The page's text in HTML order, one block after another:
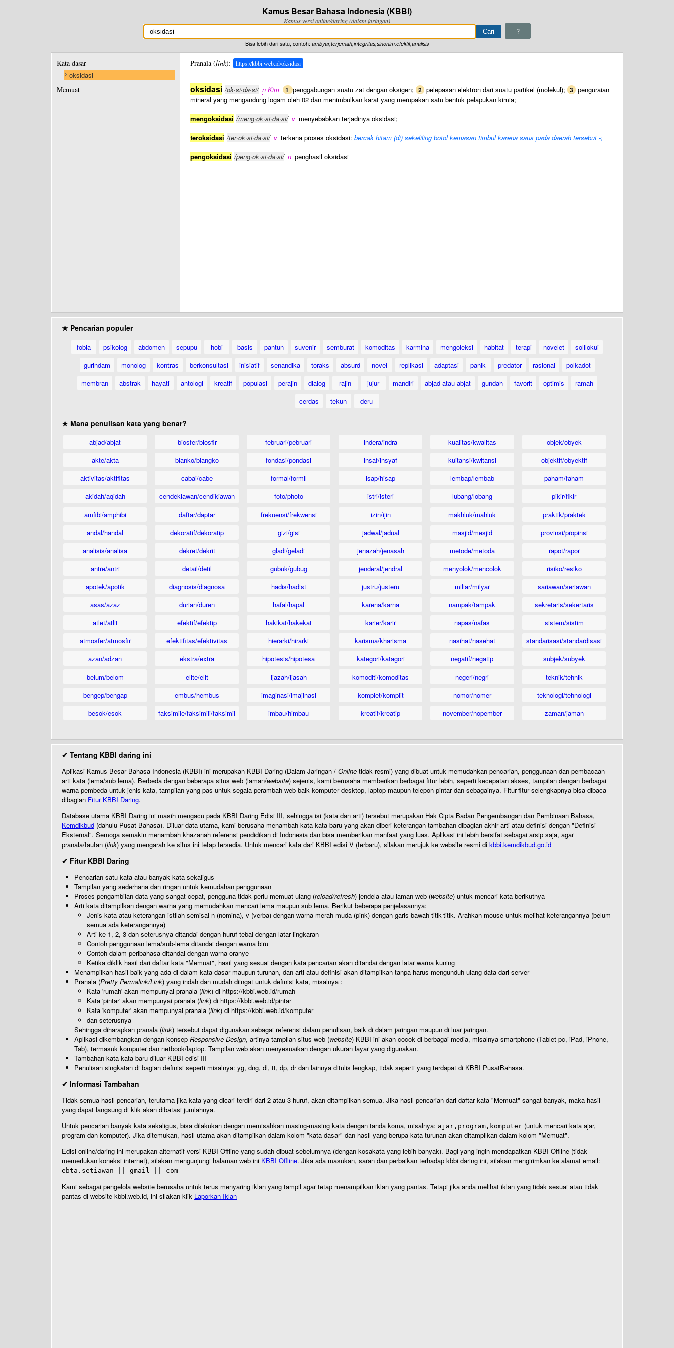
Kamus Besar Bahasa Indonesia (KBBI)
Kamus versi online/daring (dalam jaringan)
?
Bisa lebih dari satu, contoh: ambyar,terjemah,integritas,sinonim,efektif,analisis
Kata dasar
oksidasi
Memuat
Pranala (link): https://kbbi.web.id/oksidasi
oksidasi /ok·si·da·si/ n Kim 1 penggabungan suatu zat dengan oksigen; 2 pelepasan elektron dari suatu partikel (molekul); 3 penguraian
mineral yang mengandung logam oleh 02 dan menimbulkan karat yang merupakan satu bentuk pelapukan kimia;
mengoksidasi /meng·ok·si·da·si/ v menyebabkan terjadinya oksidasi;
teroksidasi /ter·ok·si·da·si/ v terkena proses oksidasi: bercak hitam (di) sekeliling botol kemasan timbul karena saus pada daerah tersebut -;
pengoksidasi /peng·ok·si·da·si/ n penghasil oksidasi
★ Pencarian populer
fobia psikolog abdomen sepupu hobi basis pantun suvenir semburat komoditas karmina mengoleksi habitat terapi novelet
solilokui
gurindam
monolog kontras berkonsultasi inisiatif senandika toraks absurd novel replikasi adaptasi panik predator rasional
polkadot
membran
abstrak hayati antologi kreatif populasi perajin dialog rajin jujur mandiri abjad-atau-abjat gundah favorit optimis
ramah
cerdas
tekun deru
★ Mana penulisan kata yang benar?
abjad/abjat
akte/akta
aktivitas/aktifitas
akidah/aqidah
amfibi/amphibi
andal/handal
analisis/analisa
antre/antri
apotek/apotik
asas/azaz
atlet/atlit
atmosfer/atmosfir
azan/adzan
belum/belom
bengep/bengap
besok/esok
biosfer/biosfir
blanko/blangko
cabai/cabe
cendekiawan/cendikiawan
daftar/daptar
dekoratif/dekoratip
dekret/dekrit
detail/detil
diagnosis/diagnosa
durian/duren
efektif/efektip
efektifitas/efektivitas
ekstra/extra
elite/elit
embus/hembus
faksimile/faksimili/faksimil
februari/pebruari
fondasi/pondasi
formal/formil
foto/photo
frekuensi/frekwensi
gizi/gisi
gladi/geladi
gubuk/gubug
hadis/hadist
hafal/hapal
hakikat/hakekat
hierarki/hirarki
hipotesis/hipotesa
ijazah/ijasah
imaginasi/imajinasi
imbau/himbau
indera/indra
insaf/insyaf
isap/hisap
istri/isteri
izin/ijin
jadwal/jadual
jenazah/jenasah
jenderal/jendral
justru/justeru
karena/karna
karier/karir
karisma/kharisma
kategori/katagori
komoditi/komoditas
komplet/komplit
kreatif/kreatip
kualitas/kwalitas
kuitansi/kwitansi
lembap/lembab
lubang/lobang
makhluk/mahluk
masjid/mesjid
metode/metoda
menyolok/mencolok
miliar/milyar
nampak/tampak
napas/nafas
nasihat/nasehat
negatif/negatip
negeri/negri
nomor/nomer
november/nopember
objek/obyek
objektif/obyektif
paham/faham
pikir/fikir
praktik/praktek
provinsi/propinsi
rapot/rapor
risiko/resiko
sariawan/seriawan
sekretaris/sekertaris
sistem/sistim
standarisasi/standardisasi
subjek/subyek
teknik/tehnik
teknologi/tehnologi
zaman/jaman
✔ Tentang KBBI daring ini
Aplikasi Kamus Besar Bahasa Indonesia (KBBI) ini merupakan KBBI Daring (Dalam Jaringan / Online tidak resmi) yang dibuat untuk memudahkan pencarian, penggunaan dan pembacaan
arti kata (lema/sub lema). Berbeda dengan beberapa situs web (laman/website) sejenis, kami berusaha memberikan berbagai fitur lebih, seperti kecepatan akses, tampilan dengan berbagai
warna pembeda untuk jenis kata, tampilan yang pas untuk segala perambah web baik komputer desktop, laptop maupun telepon pintar dan sebagainya. Fitur-fitur selengkapnya bisa dibaca
dibagian Fitur KBBI Daring.
Database utama KBBI Daring ini masih mengacu pada KBBI Daring Edisi III, sehingga isi (kata dan arti) tersebut merupakan Hak Cipta Badan Pengembangan dan Pembinaan Bahasa,
Kemdikbud (dahulu Pusat Bahasa). Diluar data utama, kami berusaha menambah kata-kata baru yang akan diberi keterangan tambahan dibagian akhir arti atau definisi dengan "Definisi
Eksternal". Semoga semakin menambah khazanah referensi pendidikan di Indonesia dan bisa memberikan manfaat yang luas. Aplikasi ini lebih bersifat sebagai arsip saja, agar
pranala/tautan (link) yang mengarah ke situs ini tetap tersedia. Untuk mencari kata dari KBBI edisi V (terbaru), silakan merujuk ke website resmi di kbbi.kemdikbud.go.id
✔ Fitur KBBI Daring
Pencarian satu kata atau banyak kata sekaligus
Tampilan yang sederhana dan ringan untuk kemudahan penggunaan
Proses pengambilan data yang sangat cepat, pengguna tidak perlu memuat ulang (reload/refresh) jendela atau laman web (website) untuk mencari kata berikutnya
Arti kata ditampilkan dengan warna yang memudahkan mencari lema maupun sub lema. Berikut beberapa penjelasannya:
Jenis kata atau keterangan istilah semisal n (nomina), v (verba) dengan warna merah muda (pink) dengan garis bawah titik-titik. Arahkan mouse untuk melihat keterangannya (belum
semua ada keterangannya)
Arti ke-1, 2, 3 dan seterusnya ditandai dengan huruf tebal dengan latar lingkaran
Contoh penggunaan lema/sub-lema ditandai dengan warna biru
Contoh dalam peribahasa ditandai dengan warna oranye
Ketika diklik hasil dari daftar kata "Memuat", hasil yang sesuai dengan kata pencarian akan ditandai dengan latar warna kuning
Menampilkan hasil baik yang ada di dalam kata dasar maupun turunan, dan arti atau definisi akan ditampilkan tanpa harus mengunduh ulang data dari server
Pranala (Pretty Permalink/Link) yang indah dan mudah diingat untuk definisi kata, misalnya :
Kata 'rumah' akan mempunyai pranala (link) di https://kbbi.web.id/rumah
Kata 'pintar' akan mempunyai pranala (link) di https://kbbi.web.id/pintar
Kata 'komputer' akan mempunyai pranala (link) di https://kbbi.web.id/komputer
dan seterusnya
Sehingga diharapkan pranala (link) tersebut dapat digunakan sebagai referensi dalam penulisan, baik di dalam jaringan maupun di luar jaringan.
Aplikasi dikembangkan dengan konsep Responsive Design, artinya tampilan situs web (website) KBBI ini akan cocok di berbagai media, misalnya smartphone (Tablet pc, iPad, iPhone,
Tab), termasuk komputer dan netbook/laptop. Tampilan web akan menyesuaikan dengan ukuran layar yang digunakan.
Tambahan kata-kata baru diluar KBBI edisi III
Penulisan singkatan di bagian definisi seperti misalnya: yg, dng, dl, tt, dp, dr dan lainnya ditulis lengkap, tidak seperti yang terdapat di KBBI PusatBahasa.
✔ Informasi Tambahan
Tidak semua hasil pencarian, terutama jika kata yang dicari terdiri dari 2 atau 3 huruf, akan ditampilkan semua. Jika hasil pencarian dari daftar kata "Memuat" sangat banyak, maka hasil
yang dapat langsung di klik akan dibatasi jumlahnya.
Untuk pencarian banyak kata sekaligus, bisa dilakukan dengan memisahkan masing-masing kata dengan tanda koma, misalnya: ajar,program,komputer (untuk mencari kata ajar,
program dan komputer). Jika ditemukan, hasil utama akan ditampilkan dalam kolom "kata dasar" dan hasil yang berupa kata turunan akan ditampilkan dalam kolom "Memuat".
Edisi online/daring ini merupakan alternatif versi KBBI Offline yang sudah dibuat sebelumnya (dengan kosakata yang lebih banyak). Bagi yang ingin mendapatkan KBBI Offline (tidak
memerlukan koneksi internet), silakan mengunjungi halaman web ini KBBI Offline. Jika ada masukan, saran dan perbaikan terhadap kbbi daring ini, silakan mengirimkan ke alamat email:
ebta.setiawan || gmail || com
Kami sebagai pengelola website berusaha untuk terus menyaring iklan yang tampil agar tetap menampilkan iklan yang pantas. Tetapi jika anda melihat iklan yang tidak sesuai atau tidak
pantas di website kbbi.web.id, ini silakan klik Laporkan Iklan